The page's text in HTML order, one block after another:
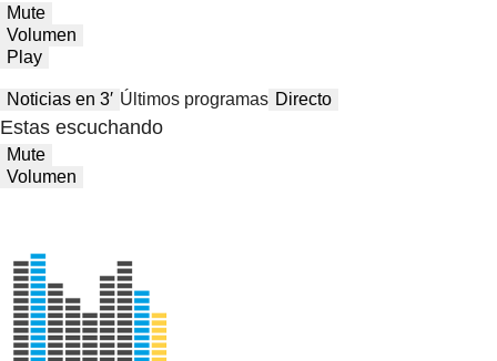
Mute
Volumen
Play
Noticias en 3′ Últimos programas Directo
Estas escuchando
Mute
Volumen